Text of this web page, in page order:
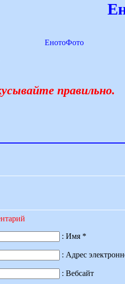
ЕнотоФото
правильно.
: Имя *
: Адрес
: Вебсайт